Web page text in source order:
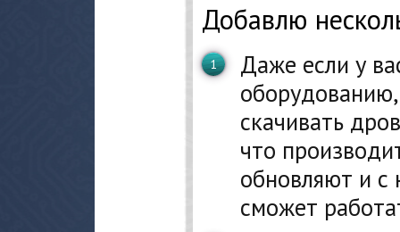
Добавлю
Даже если у
скачивать
что
обновляют и с
сможет